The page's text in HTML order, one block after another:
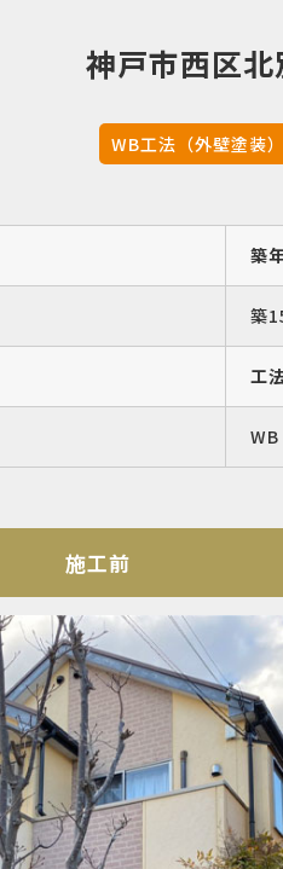
神戸市西区
WB工法（外壁塗装
築
築
工
WB
施工前